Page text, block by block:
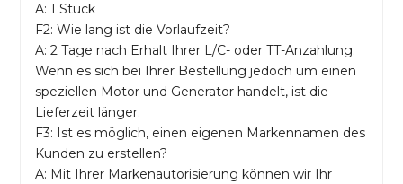
A: 1 Stück
F2: Wie lang ist die Vorlaufzeit?
A: 2 Tage nach Erhalt Ihrer L/C- oder TT-Anzahlung.
Wenn es sich bei Ihrer Bestellung jedoch um einen
speziellen Motor und Generator handelt, ist die
Lieferzeit länger.
F3: Ist es möglich, einen eigenen Markennamen des
Kunden zu erstellen?
A: Mit Ihrer Markenautorisierung können wir Ihr